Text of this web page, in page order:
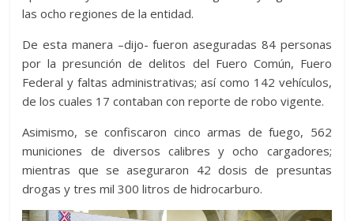
las ocho regiones de la entidad.
De esta manera –dijo- fueron aseguradas 84 personas
por la presunción de delitos del Fuero Común, Fuero
Federal y faltas administrativas; así como 142 vehículos,
de los cuales 17 contaban con reporte de robo vigente.
Asimismo, se confiscaron cinco armas de fuego, 562
municiones de diversos calibres y ocho cargadores;
mientras que se aseguraron 42 dosis de presuntas
drogas y tres mil 300 litros de hidrocarburo.